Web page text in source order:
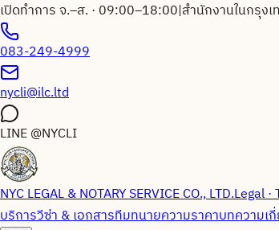
เปิดทำการ จ.–ส. · 09:00–18:00|สำนักงานในกรุง
083-249-4999
nycli@ilc.ltd
LINE@NYCLI
NYC LEGAL & NOTARY SERVICE CO., LTD.Legal ·
บริการวีซ่า & เอกสารทีมทนายความราคาบทความเ